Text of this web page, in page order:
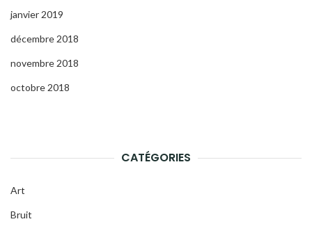
janvier 2019
décembre 2018
novembre 2018
octobre 2018
CATÉGORIES
Art
Bruit